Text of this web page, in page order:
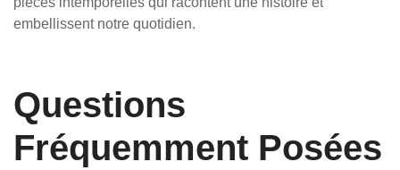
embellissent notre quotidien.
Questions
Fréquemment Posées